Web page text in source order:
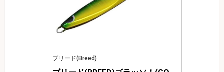
ブリード(Breed)